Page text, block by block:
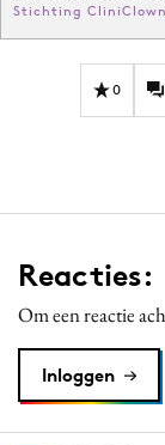
Stichting
0
Reacties:
Om een reactie
Inloggen